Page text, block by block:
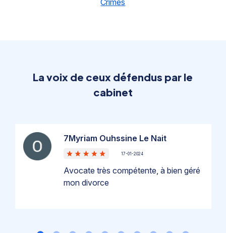
La voix de ceux défendus par le
cabinet
7Myriam Ouhssine Le Nait
17-01-2024
Avocate très compétente, à bien géré
mon divorce